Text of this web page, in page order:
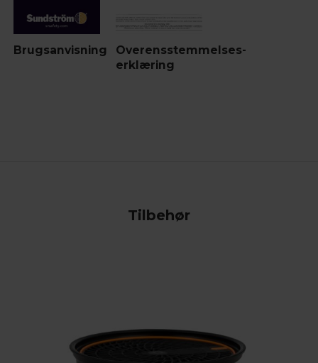
Brugsanvisning
Overensstemmelses-
erklæring
Tilbehør